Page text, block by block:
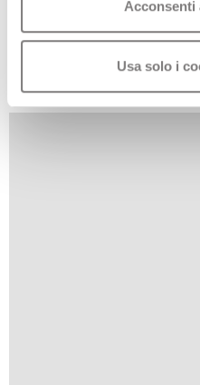
Acconsenti
Usa solo i
prodotti avverrà a nostre
entro 7 giorni lavorativi,
Affidatevi al Produttore!